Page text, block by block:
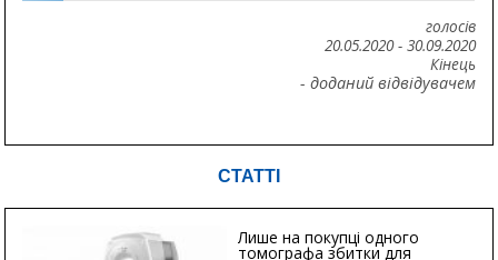
голосів
20.05.2020- 30.09.2020
Кінець
- доданий відвідувачем
СТАТТІ
Лише на покупці одного
томографа збитки для